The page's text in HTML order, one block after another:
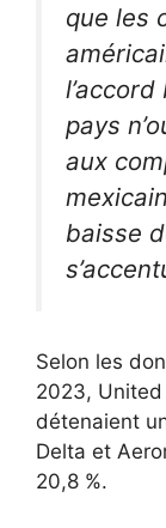
que les
pays
aux
baisse
Selon les
2023,
détenaient
Delta et
20,8 %.